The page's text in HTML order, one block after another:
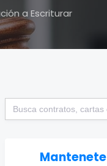
a Escriturar
Buscar: